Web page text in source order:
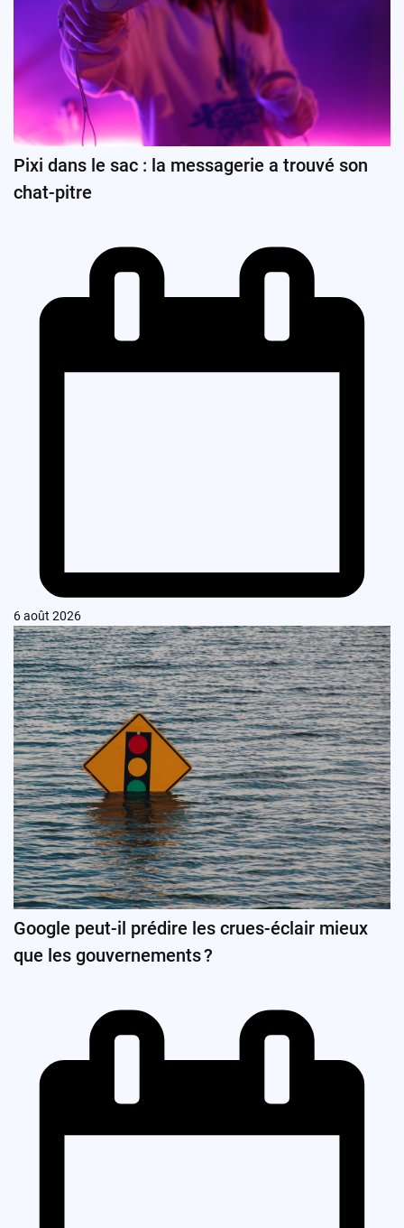
Pixi dans le sac : la messagerie a trouvé son
chat-pitre
6 août 2026
Google peut-il prédire les crues-éclair mieux
que les gouvernements ?